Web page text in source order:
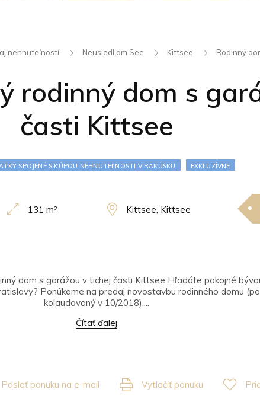
nehnuteľností Neusiedl am See Kittsee Rodinný
rodinný dom s
časti Kittsee
SPOJENÉ S KÚPOU NEHNUTEĽNOSTI V RAKÚSKU EXKLUZÍVNE
131 m² Kittsee, Kittsee
dom s garážou v tichej časti Kittsee Hľadáte pokojné
Ponúkame na predaj novostavbu rodinného domu
kolaudovaný v 10/2018),...
Čítať ďalej
Poslať ponuku na e-mail Vytlačiť ponuku